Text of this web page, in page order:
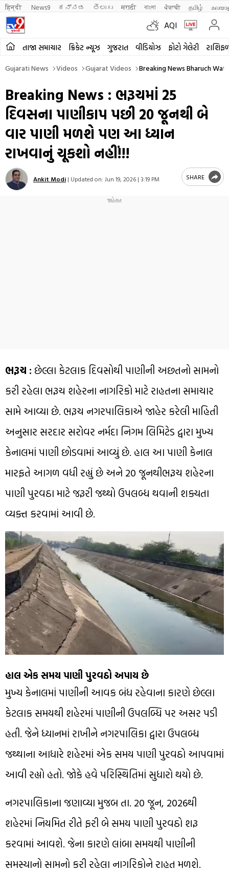
हिन्दी News9 ಕನ್ನಡ తెలుగు मराठी বাংলা ਪੰਜਾਬੀ தமிழ்
AQI
તાજા સમાચાર ક્રિકેટ ન્યૂઝ ગુજરાત વીડિયોઝ ફોટો ગેલેરી
Gujarati News Videos Gujarat Videos Breaking News Bharuch
Breaking News : ભરૂચમાં 25
દિવસના પાણીકાપ પછી 20 જૂનથી બે
વાર પાણી મળશે પણ આ ધ્યાન
રાખવાનું ચૂકશો નહીં!!!
Ankit Modi | Updated on: Jun 19, 2026 | 3:19 PM SHARE
ભરૂચ : છેલ્લા કેટલાક દિવસોથી પાણીની અછતનો સામનો
કરી રહેલા ભરૂચ શહેરના નાગરિકો માટે રાહતના સમાચાર
સામે આવ્યા છે. ભરૂચ નગરપાલિકાએ જાહેર કરેલી માહિતી
અનુસાર સરદાર સરોવર નર્મદા નિગમ લિમિટેડ દ્વારા મુખ્ય
કેનાલમાં પાણી છોડવામાં આવ્યું છે. હાલ આ પાણી કેનાલ
મારફતે આગળ વધી રહ્યું છે અને 20 જૂનથીભરૂચ શહેરના
પાણી પુરવઠા માટે જરૂરી જથ્થો ઉપલબ્ધ થવાની શક્યતા
વ્યક્ત કરવામાં આવી છે.
હાલ એક સમય પાણી પુરવઠો અપાય છે
મુખ્ય કેનાલમાં પાણીની આવક બંધ રહેવાના કારણે છેલ્લા
કેટલાક સમયથી શહેરમાં પાણીની ઉપલબ્ધિ પર અસર પડી
હતી. જેને ધ્યાનમાં રાખીને નગરપાલિકા દ્વારા ઉપલબ્ધ
જથ્થાના આધારે શહેરમાં એક સમય પાણી પુરવઠો આપવામાં
આવી રહ્યો હતો. જોકે હવે પરિસ્થિતિમાં સુધારો થયો છે.
નગરપાલિકાના જણાવ્યા મુજબ તા. 20 જૂન, 2026થી
શહેરમાં નિયમિત રીતે ફરી બે સમય પાણી પુરવઠો શરૂ
કરવામાં આવશે. જેના કારણે લાંબા સમયથી પાણીની
સમસ્યાનો સામનો કરી રહેલા નાગરિકોને રાહત મળશે.